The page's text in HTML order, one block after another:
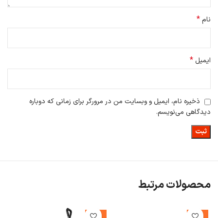
نام*
ایمیل *
ذخیره نام، ایمیل و وبسایت من در مرورگر برای زمانی که دوباره
دیدگاهی می‌نویسم.
محصولات مرتبط
-26%
-10%